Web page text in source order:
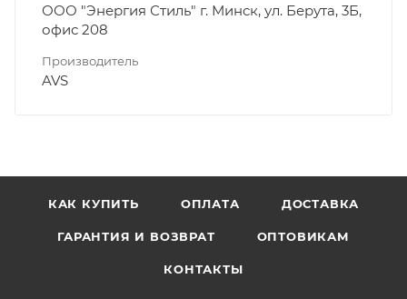
ООО "Энергия Стиль" г. Минск, ул. Берута, 3Б,
офис 208
Производитель
AVS
КАК КУПИТЬ ОПЛАТА ДОСТАВКА
ГАРАНТИЯ И ВОЗВРАТ ОПТОВИКАМ
КОНТАКТЫ